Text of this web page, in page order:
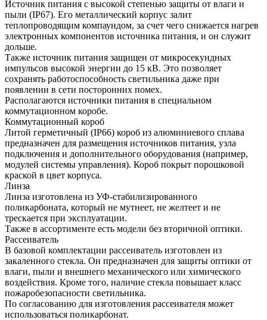
Источник питания с высокой степенью защиты от влаги и
пыли (IP67). Его металлический корпус залит
теплопроводящим компаундом, за счет чего снижается нагрев
электронных компонентов источника питания, и он служит
дольше.
Также источник питания защищен от микросекундных
импульсов высокой энергии до 15 кВ. Это позволяет
сохранять работоспособность светильника даже при
появлении в сети посторонних помех.
Располагаются источники питания в специальном
коммутационном коробе.
Коммутационный короб
Литой герметичный (IP66) короб из алюминиевого сплава
предназначен для размещения источников питания, узла
подключения и дополнительного оборудования (например,
модулей системы управления). Короб покрыт порошковой
краской в цвет корпуса.
Линза
Линза изготовлена из УФ-стабилизированного
поликарбоната, который не мутнеет, не желтеет и не
трескается при эксплуатации.
Также в ассортименте есть модели без вторичной оптики.
Рассеиватель
В базовой комплектации рассеиватель изготовлен из
закаленного стекла. Он предназначен для защиты оптики от
влаги, пыли и внешнего механического или химического
воздействия. Кроме того, наличие стекла повышает класс
пожаробезопасности светильника.
По согласованию для изготовления рассеивателя может
использоваться поликарбонат.